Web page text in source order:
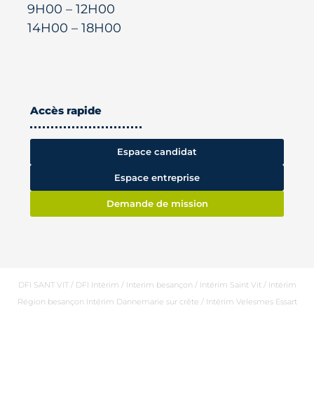
9H00 – 12H00
14H00 – 18H00
Accès rapide
Espace candidat
Espace entreprise
Demande de mission
DFI SANT VIT / DFI Intérim / Interim besançon / Intérim Saint Vit / Intérim
Région besançon Intérim Dannemarie sur crête / Intérim Velesmes Essart